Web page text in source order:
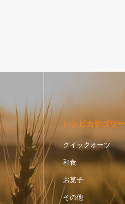
レシピカテゴリー
クイックオーツ
和食
お菓子
その他